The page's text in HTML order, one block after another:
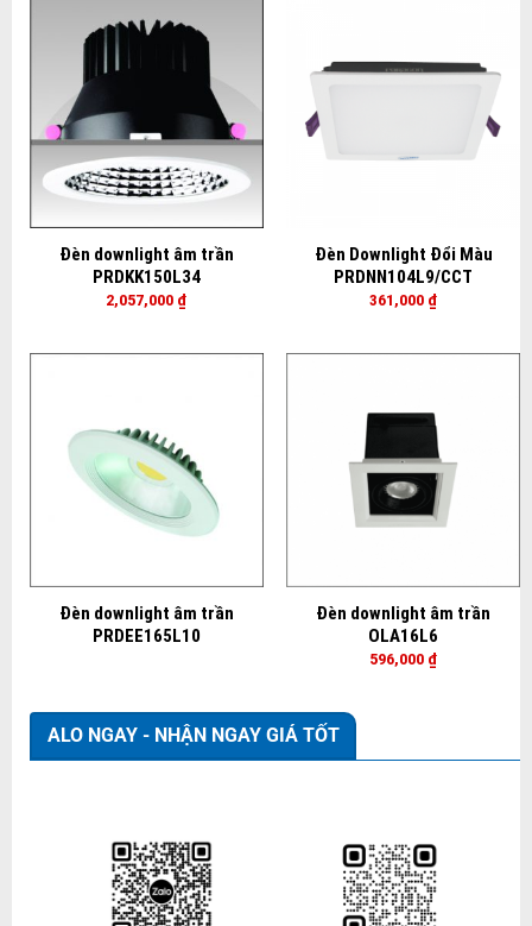
Đèn downlight âm trần
PRDKK150L34
2,057,000 ₫
Đèn Downlight Đổi Màu
PRDNN104L9/CCT
361,000 ₫
Đèn downlight âm trần
PRDEE165L10
Đèn downlight âm trần
OLA16L6
596,000 ₫
ALO NGAY - NHẬN NGAY GIÁ TỐT